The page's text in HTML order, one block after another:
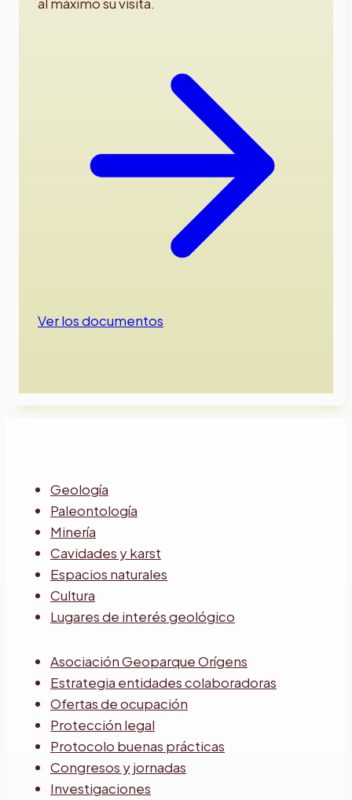
al máximo su visita.
Ver los documentos
Geología
Paleontología
Minería
Cavidades y karst
Espacios naturales
Cultura
Lugares de interés geológico
Asociación Geoparque Orígens
Estrategia entidades colaboradoras
Ofertas de ocupación
Protección legal
Protocolo buenas prácticas
Congresos y jornadas
Investigaciones